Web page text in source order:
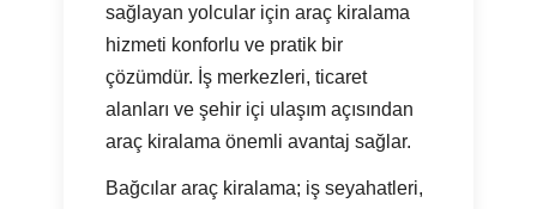
sağlayan yolcular için araç kiralama
hizmeti konforlu ve pratik bir
çözümdür. İş merkezleri, ticaret
alanları ve şehir içi ulaşım açısından
araç kiralama önemli avantaj sağlar.
Bağcılar araç kiralama; iş seyahatleri,